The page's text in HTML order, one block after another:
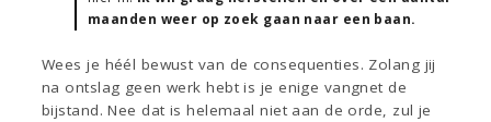
maanden weer op zoek gaan naar een baan.
Wees je héél bewust van de consequenties. Zolang jij
na ontslag geen werk hebt is je enige vangnet de
bijstand. Nee dat is helemaal niet aan de orde, zul je